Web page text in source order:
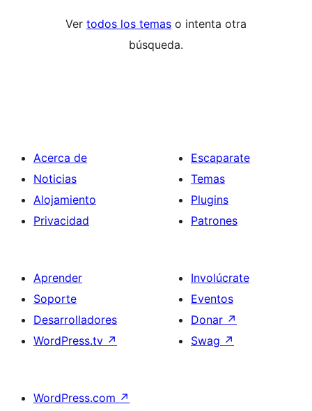
Ver todos los temas o intenta otra
búsqueda.
Acerca de
Noticias
Alojamiento
Privacidad
Escaparate
Temas
Plugins
Patrones
Aprender
Soporte
Desarrolladores
WordPress.tv ↗
Involúcrate
Eventos
Donar ↗
Swag ↗
WordPress.com ↗